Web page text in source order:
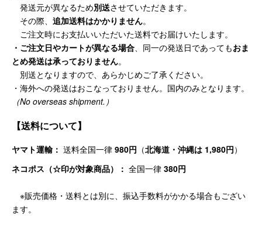
発送元が異なるため別送させていただきます。
その際、 追加送料はかかりません。
ご注文時にお支払いいただいた送料でお届けいたします。
・ご注文日やカートが異なる場合 、同一の発送日であってもおま
とめ発送は承っておりません。
別送となりますので、あらかじめご了承ください。
・海外への発送はおこなっておりません。国内のみとなります。
（No overseas shipment.）
【送料について】
ヤマト運輸： 送料全国一律 980円 （北海道・沖縄は 1,980円）
ネコポス（☆印が対象商品）： 全国一律 380円
※販売価格・送料とは別に、振込手数料がかかる場合もござい
ます。